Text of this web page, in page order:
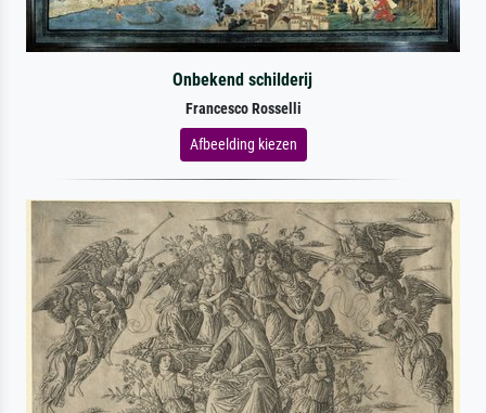
Onbekend schilderij
Francesco Rosselli
Afbeelding kiezen